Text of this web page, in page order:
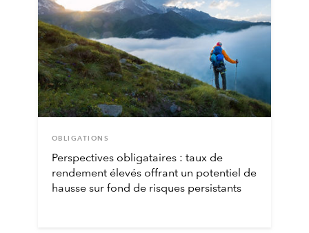
OBLIGATIONS
Perspectives obligataires : taux de
rendement élevés offrant un potentiel de
hausse sur fond de risques persistants